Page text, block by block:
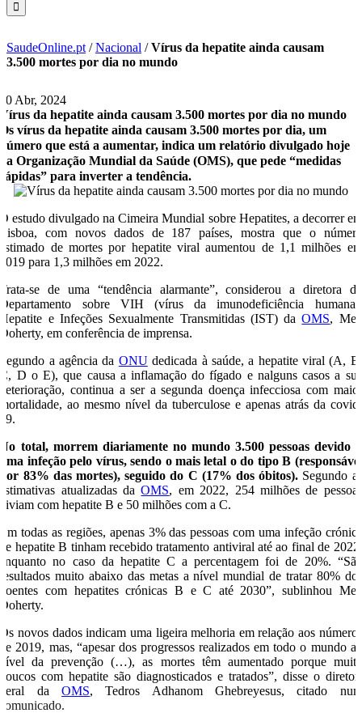
SaudeOnline.pt /Nacional /Vírus da hepatite ainda causam
3.500 mortes por dia no mundo
10 Abr, 2024
Vírus da hepatite ainda causam 3.500 mortes por dia no mundo
Os vírus da hepatite ainda causam 3.500 mortes por dia, um
número que está a aumentar, indica um relatório divulgado hoje
da Organização Mundial da Saúde (OMS), que pede “medidas
rápidas” para inverter a tendência.
O estudo divulgado na Cimeira Mundial sobre Hepatites, a decorrer em
Lisboa, com novos dados de 187 países, mostra que o número
estimado de mortes por hepatite viral aumentou de 1,1 milhões em
2019 para 1,3 milhões em 2022.
Trata-se de uma “tendência alarmante”, considerou a diretora do
Departamento sobre VIH (vírus da imunodeficiência humana),
Hepatite e Infeções Sexualmente Transmitidas (IST) daOMS, Meg
Doherty, em conferência de imprensa.
Segundo a agência da ONUdedicada à saúde, a hepatite viral (A, B,
C, D o E), que causa a inflamação do fígado e nalguns casos a sua
deterioração, continua a ser a segunda doença infecciosa com maior
mortalidade, ao mesmo nível da tuberculose e apenas atrás da covid-
19.
No total, morrem diariamente no mundo 3.500 pessoas devido a
uma infeção pelo vírus, sendo o mais letal o do tipo B (responsável
por 83% das mortes), seguido do C (17% dos óbitos). Segundo as
estimativas atualizadas daOMS, em 2022, 254 milhões de pessoas
viviam com hepatite B e 50 milhões com a C.
Em todas as regiões, apenas 3% das pessoas com uma infeção crónica
de hepatite B tinham recebido tratamento antiviral até ao final de 2022,
enquanto no caso da hepatite C a percentagem foi de 20%. “São
resultados muito abaixo das metas a nível mundial de tratar 80% dos
doentes com hepatites crónicas B e C até 2030”, sublinhou Meg
Doherty.
Os novos dados indicam uma ligeira melhoria em relação aos números
de 2019, mas, “apesar dos progressos realizados em todo o mundo ao
nível da prevenção (…), as mortes têm aumentado porque muito
poucos com hepatite são diagnosticados e tratados”, disse o diretor-
geral daOMS, Tedros Adhanom Ghebreyesus, citado num
comunicado.